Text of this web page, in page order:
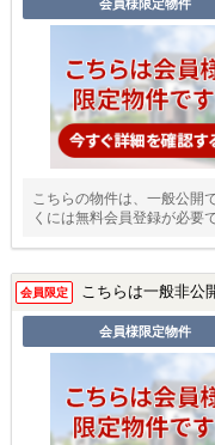
会員様限定物件
こちらの物件は、一般公開
くには無料会員登録が必要で
会員限定 こちらは一般非公
会員様限定物件